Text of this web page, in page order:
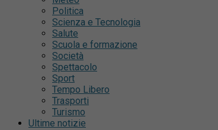
Politica
Scienza e Tecnologia
Salute
Scuola e formazione
Società
Spettacolo
Sport
Tempo Libero
Trasporti
Turismo
Ultime notizie